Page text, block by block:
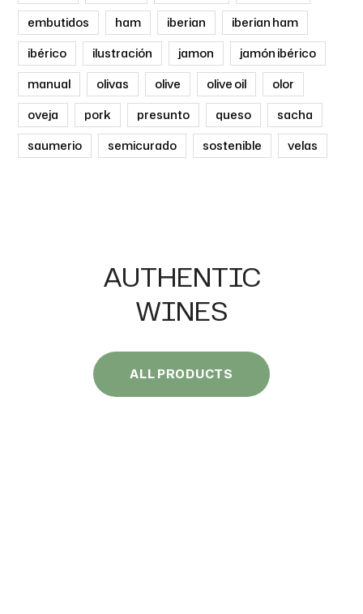
embutidos
ham iberian
iberian ham
ibérico
ilustración jamon
jamón ibérico
manual
olivas olive olive oil
olor
oveja
pork presunto queso
sacha
saumerio
semicurado sostenible velas
AUTHENTIC
WINES
ALL PRODUCTS